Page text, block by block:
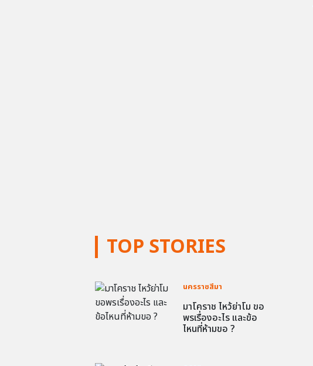
TOP STORIES
นครราชสีมา
มาโคราช ไหว้ย่าโม ขอ
พรเรื่องอะไร และข้อ
ไหนที่ห้ามขอ ?